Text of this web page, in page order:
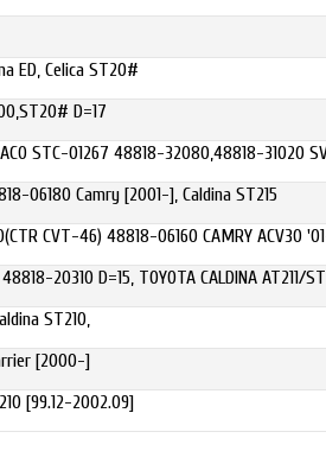
ED, Celica ST20#
D=17
STC-01267 48818-32080,48818-31020
06180 Camry [2001-], Caldina ST215
CVT-46) 48818-06160 CAMRY ACV30
20310 D=15, TOYOTA CALDINA AT211/
ST210,
[2000-]
[99.12-2002.09]